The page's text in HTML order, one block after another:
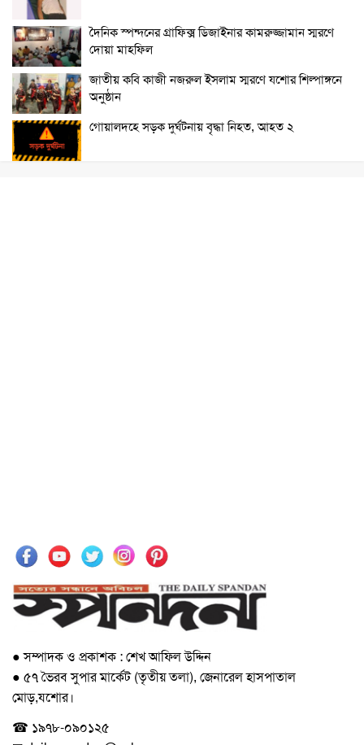
দৈনিক স্পন্দনের গ্রাফিক্স ডিজাইনার কামরুজ্জামান স্মরণে
দোয়া মাহফিল
জাতীয় কবি কাজী নজরুল ইসলাম স্মরণে যশোর শিল্পাঙ্গনে
অনুষ্ঠান
গোয়ালদহে সড়ক দুর্ঘটনায় বৃদ্ধা নিহত, আহত ২
● সম্পাদক ও প্রকাশক : শেখ আফিল উদ্দিন
● ৫৭ ভৈরব সুপার মার্কেট (তৃতীয় তলা), জেনারেল হাসপাতাল
মোড়,যশোর।
☎ ১৯৭৮-০৯০১২৫